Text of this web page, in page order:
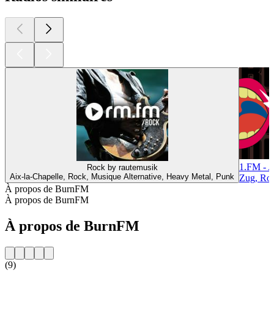
Rock by rautemusik
Aix-la-Chapelle, Rock, Musique Alternative, Heavy Metal, Punk
1.FM -
Zug,
À propos de BurnFM
À propos de BurnFM
À propos de BurnFM
(9)